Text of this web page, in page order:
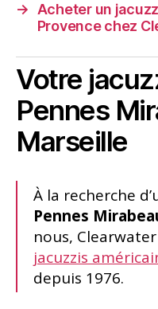
→
Acheter un
Provence chez
Votre
Pennes
Marseille
À la recherche
Pennes
nous,
jacuzzis
depuis 1976.